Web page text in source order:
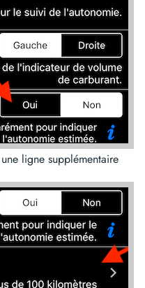
ligne supplémentaire